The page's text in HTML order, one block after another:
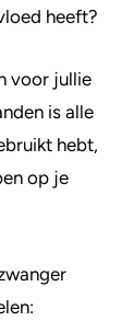
heeft?
voor jullie
is alle
hebt,
op je